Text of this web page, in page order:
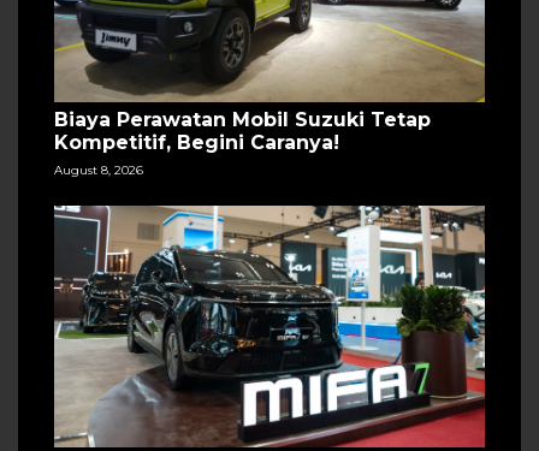
Biaya Perawatan Mobil Suzuki Tetap
Kompetitif, Begini Caranya!
August 8, 2026